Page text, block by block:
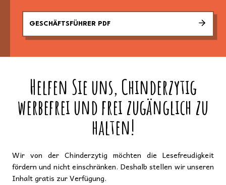
GESCHÄFTSFÜHRER PDF
Helfen Sie uns, Chinderzytig
werbefrei und frei zugänglich zu
halten!
Wir von der Chinderzytig möchten die Lesefreudigkeit
fördern und nicht einschränken. Deshalb stellen wir unseren
Inhalt gratis zur Verfügung.